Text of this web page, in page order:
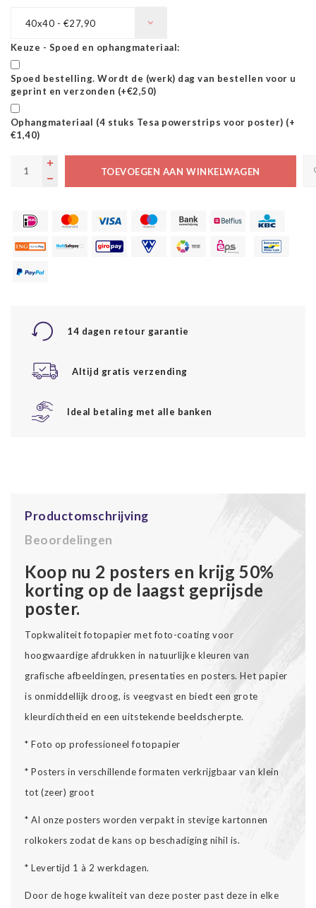
40x40 - €27,90
Keuze - Spoed en ophangmateriaal:
Spoed bestelling. Wordt de (werk) dag van bestellen voor u
geprint en verzonden (+€2,50)
Ophangmateriaal (4 stuks Tesa powerstrips voor poster) (+
€1,40)
TOEVOEGEN AAN WINKELWAGEN
14 dagen retour garantie
Altijd gratis verzending
Ideal betaling met alle banken
Productomschrijving
Beoordelingen
Koop nu 2 posters en krijg 50%
korting op de laagst geprijsde
poster.
Topkwaliteit fotopapier met foto-coating voor
hoogwaardige afdrukken in natuurlijke kleuren van
grafische afbeeldingen, presentaties en posters. Het papier
is onmiddellijk droog, is veegvast en biedt een grote
kleurdichtheid en een uitstekende beeldscherpte.
* Foto op professioneel fotopapier
* Posters in verschillende formaten verkrijgbaar van klein
tot (zeer) groot
* Al onze posters worden verpakt in stevige kartonnen
rolkokers zodat de kans op beschadiging nihil is.
* Levertijd 1 à 2 werkdagen.
Door de hoge kwaliteit van deze poster past deze in elke